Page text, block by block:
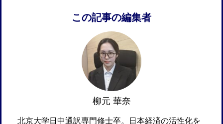
この記事の編集者
柳元 華奈
北京大学日中通訳専門修士卒。日本経済の活性化を